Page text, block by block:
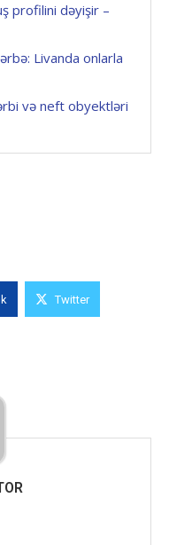
profilini dəyişir –
Livanda onlarla
və neft obyektləri
Twitter